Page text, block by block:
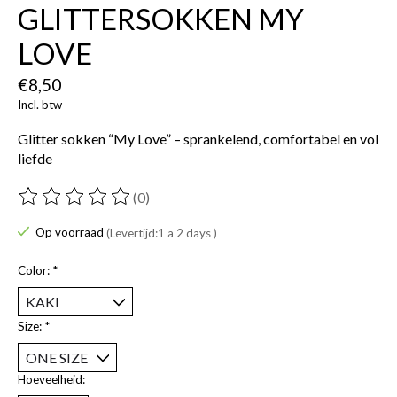
GLITTERSOKKEN MY
LOVE
€8,50
Incl. btw
Glitter sokken “My Love” – sprankelend, comfortabel en vol
liefde
De beoordeling van dit product is
(0)
Op voorraad (Levertijd:1 a 2 days )
Color: *
Size: *
Hoeveelheid: